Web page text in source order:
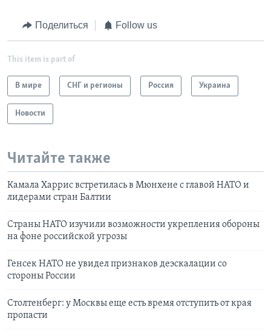
Поделиться Follow us
This item is part of
В мире СНГ и регионы Россия Украина
Новости
Читайте также
Камала Харрис встретилась в Мюнхене с главой НАТО и
лидерами стран Балтии
Страны НАТО изучили возможности укрепления обороны
на фоне российской угрозы
Генсек НАТО не увидел признаков деэскалации со
стороны России
Столтенберг: у Москвы еще есть время отступить от края
пропасти